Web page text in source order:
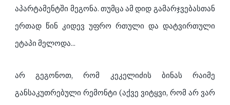
აპარტამენტში მეგონა. თუმცა ამ დიდ გამარჯვებასთან
ერთად წინ კიდევ უფრო რთული და დატვირთული
ეტაპი მელოდა...
არ გეგონოთ, რომ კეკელიძის ბინას რაიმე
განსაკუთრებული რემონტი (აქვე ვიტყვი, რომ არ ვარ